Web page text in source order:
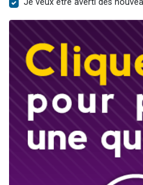
Je veux être averti des